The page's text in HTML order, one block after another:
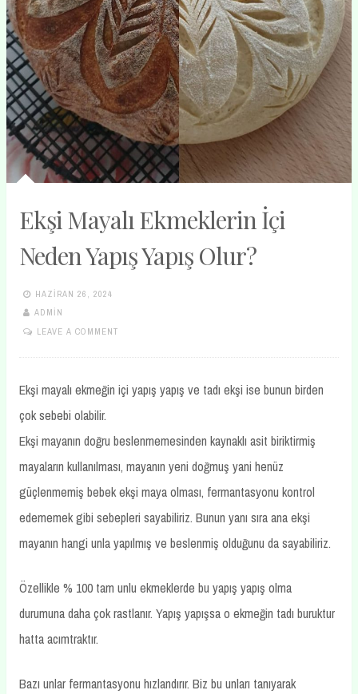
Ekşi Mayalı Ekmeklerin İçi
Neden Yapış Yapış Olur?
HAZIRAN 26, 2024
ADMIN
LEAVE A COMMENT
Ekşi mayalı ekmeğin içi yapış yapış ve tadı ekşi ise bunun birden
çok sebebi olabilir.
Ekşi mayanın doğru beslenmemesinden kaynaklı asit biriktirmiş
mayaların kullanılması, mayanın yeni doğmuş yani henüz
güçlenmemiş bebek ekşi maya olması, fermantasyonu kontrol
edememek gibi sebepleri sayabiliriz. Bunun yanı sıra ana ekşi
mayanın hangi unla yapılmış ve beslenmiş olduğunu da sayabiliriz.
Özellikle % 100 tam unlu ekmeklerde bu yapış yapış olma
durumuna daha çok rastlanır. Yapış yapışsa o ekmeğin tadı buruktur
hatta acımtraktır.
Bazı unlar fermantasyonu hızlandırır. Biz bu unları tanıyarak